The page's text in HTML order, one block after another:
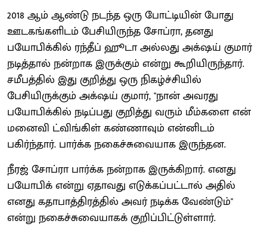
2018 ஆம் ஆண்டு நடந்த ஒரு போட்டியின் போது
ஊடகங்களிடம் பேசியிருந்த சோப்ரா, தனது
பயோபிக்கில் ரந்தீப் ஹூடா அல்லது அக்‌ஷய் குமார்
நடித்தால் நன்றாக இருக்கும் என்று கூறியிருந்தார்.
சமீபத்தில் இது குறித்து ஒரு நிகழ்ச்சியில்
பேசியிருக்கும் அக்‌ஷய் குமார், "நான் அவரது
பயோபிக்கில் நடிப்பது குறித்து வரும் மீம்களை என்
மனைவி ட்விங்கிள் கண்ணாவும் என்னிடம்
பகிர்ந்தார். பார்க்க நகைச்சுவையாக இருந்தன.
நீரஜ் சோப்ரா பார்க்க நன்றாக இருக்கிறார். எனது
பயோபிக் என்று ஏதாவது எடுக்கப்பட்டால் அதில்
எனது கதாபாத்திரத்தில் அவர் நடிக்க வேண்டும்"
என்று நகைச்சுவையாகக் குறிப்பிட்டுள்ளார்.